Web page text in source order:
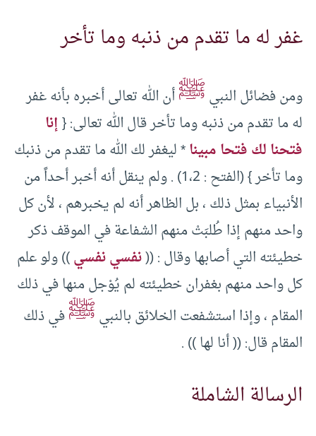
غفر له ما تقدم من ذنبه وما تأخر
ومن فضائل النبيﷺأن الله تعالى أخبره بأنه غفر
له ما تقدم من ذنبه وما تأخر قال الله تعالى: {إنا
فتحنا لك فتحا مبينا* ليغفر لك الله ما تقدم من ذنبك
وما تأخر } (الفتح : 1،2) . ولم ينقل أنه أخبر أحداً من
الأنبياء بمثل ذلك ، بل الظاهر أنه لم يخبرهم ، لأن كل
واحد منهم إذا طُلبَتْ منهم الشفاعة في الموقف ذكر
خطيئته التي أصابها وقال : ((نفسي نفسي)) ولو علم
كل واحد منهم بغفران خطيئته لم يُوْجل منها في ذلك
المقام ، وإذا استشفعت الخلائق بالنبيﷺفي ذلك
المقام قال: (( أنا لها )) .
الرسالة الشاملة